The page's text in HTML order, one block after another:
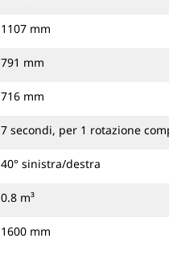
1107 mm
791 mm
716 mm
7 secondi, per 1 rotazione
40° sinistra/destra
0.8 m³
1600 mm